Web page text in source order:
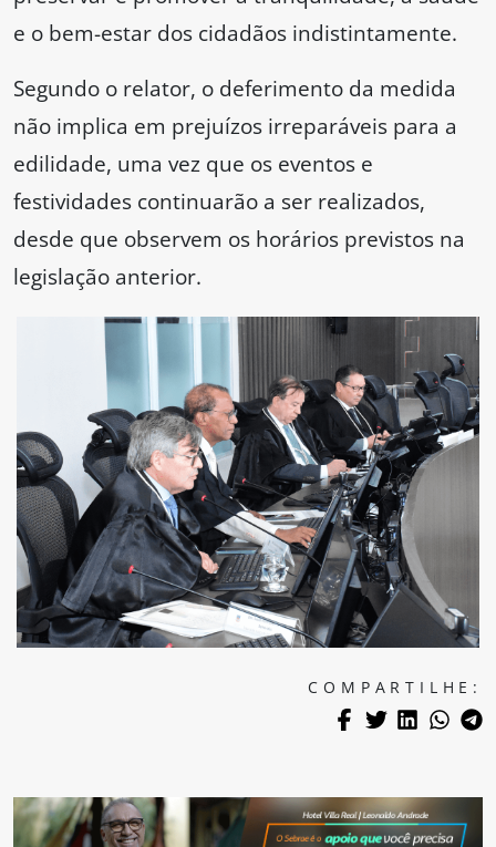
e o bem-estar dos cidadãos indistintamente.
Segundo o relator, o deferimento da medida
não implica em prejuízos irreparáveis para a
edilidade, uma vez que os eventos e
festividades continuarão a ser realizados,
desde que observem os horários previstos na
legislação anterior.
COMPARTILHE: